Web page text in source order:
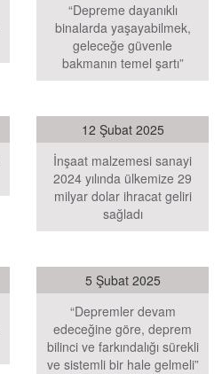
“Depreme dayanıklı
binalarda yaşayabilmek,
geleceğe güvenle
bakmanın temel şartı”
12 Şubat 2025
İnşaat malzemesi sanayi
2024 yılında ülkemize 29
milyar dolar ihracat geliri
sağladı
5 Şubat 2025
“Depremler devam
edeceğine göre, deprem
bilinci ve farkındalığı sürekli
ve sistemli bir hale gelmeli”